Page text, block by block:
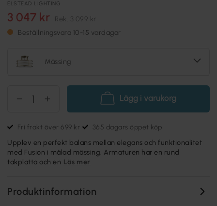
ELSTEAD LIGHTING
3 047 kr Rek. 3 099 kr
Beställningsvara 10-15 vardagar
Mässing
Lägg i varukorg
Fri frakt över 699 kr 365 dagars öppet köp
Upplev en perfekt balans mellan elegans och funktionalitet
med Fusion i målad mässing. Armaturen har en rund
takplatta och en Läs mer
Produktinformation